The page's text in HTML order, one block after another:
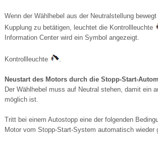
Wenn der Wählhebel aus der Neutralstellung
Kupplung zu betätigen, leuchtet die Kontrollleuchte
Information Center wird ein Symbol angezeigt.
Kontrollleuchte .
Neustart des Motors durch die Stopp-Start-
Der Wählhebel muss auf Neutral stehen, damit ein
möglich ist.
Tritt bei einem Autostopp eine der folgenden
Motor vom Stopp-Start-System automatisch wieder